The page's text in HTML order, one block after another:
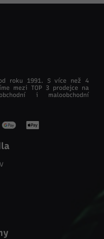
roku 1991. S více než 4
mezi TOP 3 prodejce na
i maloobchodní